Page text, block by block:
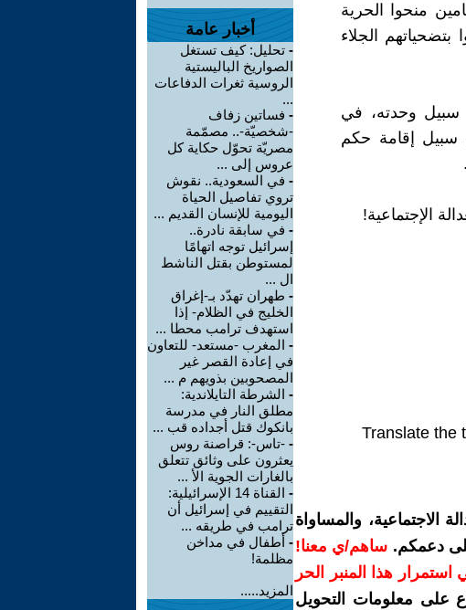
منحوا الحرية
الجلاء
سبيل وحدته، في
إقامة حكم
الإجتماعية!
Translate the
والمساواة
دعمكم. ساهم/ي معنا!
في استمرار هذا المنبر الحر
على معلومات التحويل
أخبار عامة
- تحليل: كيف تستغل
الصواريخ الباليستية
الروسية ثغرات الدفاعات
...
- فساتين زفاف
-شخصيّة-.. مصمّمة
مصريّة تحوّل حكاية كل
عروس إلى ...
- في السعودية.. نقوش
تروي تفاصيل الحياة
اليومية للإنسان القديم ...
- في سابقة نادرة..
إسرائيل توجه اتهامًا
لمستوطن بقتل الناشط
ال ...
- طهران تهدّد بـ-إغراق
الخليج في الظلام- إذا
استهدف ترامب محطا ...
- المغرب -مستعد- للتعاون
في إعادة القصر غير
المصحوبين بذويهم م ...
- الشرطة التايلاندية:
مطلق النار في مدرسة
بانكوك قتل أجداده قب ...
- -تاس-: قراصنة روس
يعثرون على وثائق تتعلق
بالغارات الجوية الأ ...
-
القناة 14 الإسرائيلية:
التقييم في إسرائيل أن
ترامب في طريقه ...
- أطفال في مداخن
مظلمة!
المزيد.....